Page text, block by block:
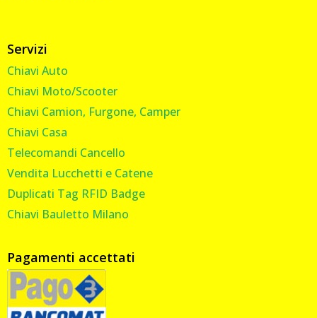
Servizi
Chiavi Auto
Chiavi Moto/Scooter
Chiavi Camion, Furgone, Camper
Chiavi Casa
Telecomandi Cancello
Vendita Lucchetti e Catene
Duplicati Tag RFID Badge
Chiavi Bauletto Milano
Pagamenti accettati